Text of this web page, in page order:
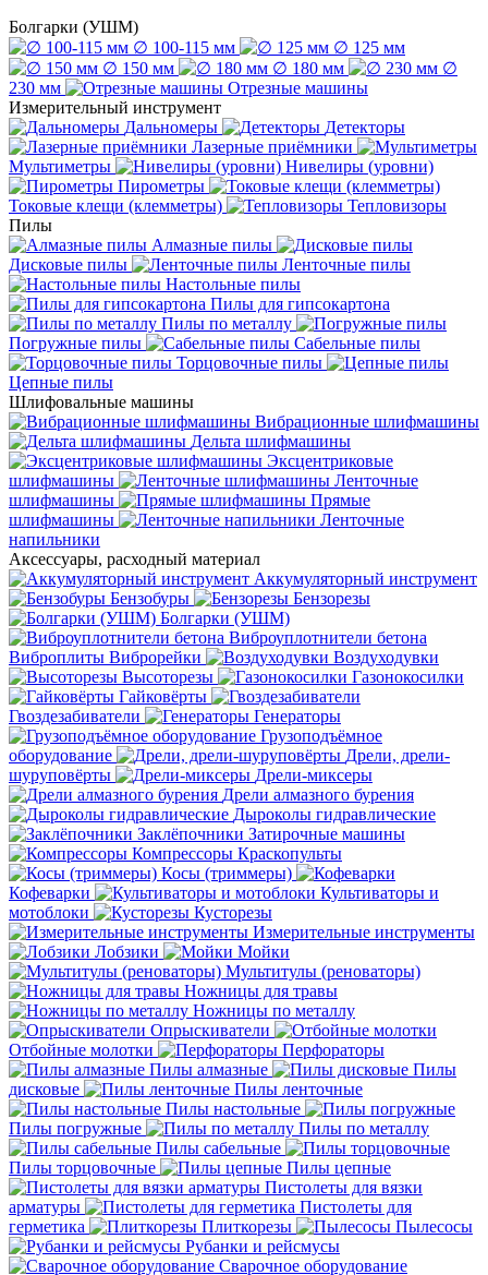
Болгарки (УШМ)
∅ 100-115 мм
∅ 125 мм
∅ 150 мм
∅ 180 мм
∅
230 мм
Отрезные машины
Измерительный инструмент
Дальномеры
Детекторы
Лазерные приёмники
Мультиметры
Нивелиры (уровни)
Пирометры
Токовые клещи (клемметры)
Тепловизоры
Пилы
Алмазные пилы
Дисковые пилы
Ленточные пилы
Настольные пилы
Пилы для гипсокартона
Пилы по металлу
Погружные пилы
Сабельные пилы
Торцовочные пилы
Цепные пилы
Шлифовальные машины
Вибрационные шлифмашины
Дельта шлифмашины
Эксцентриковые
шлифмашины
Ленточные
шлифмашины
Прямые
шлифмашины
Ленточные
напильники
Аксессуары, расходный материал
Аккумуляторный инструмент
Бензобуры
Бензорезы
Болгарки (УШМ)
Виброуплотнители бетона
Виброплиты Виброрейки
Воздуходувки
Высоторезы
Газонокосилки
Гайковёрты
Гвоздезабиватели
Генераторы
Грузоподъёмное
оборудование
Дрели, дрели-
шуруповёрты
Дрели-миксеры
Дрели алмазного бурения
Дыроколы гидравлические
Заклёпочники Затирочные машины
Компрессоры Краскопульты
Косы (триммеры)
Кофеварки
Культиваторы и
мотоблоки
Кусторезы
Измерительные инструменты
Лобзики
Мойки
Мультитулы (реноваторы)
Ножницы для травы
Ножницы по металлу
Опрыскиватели
Отбойные молотки
Перфораторы
Пилы алмазные
Пилы
дисковые
Пилы ленточные
Пилы настольные
Пилы погружные
Пилы по металлу
Пилы сабельные
Пилы торцовочные
Пилы цепные
Пистолеты для вязки
арматуры
Пистолеты для
герметика
Плиткорезы
Пылесосы
Рубанки и рейсмусы
Сварочное оборудование